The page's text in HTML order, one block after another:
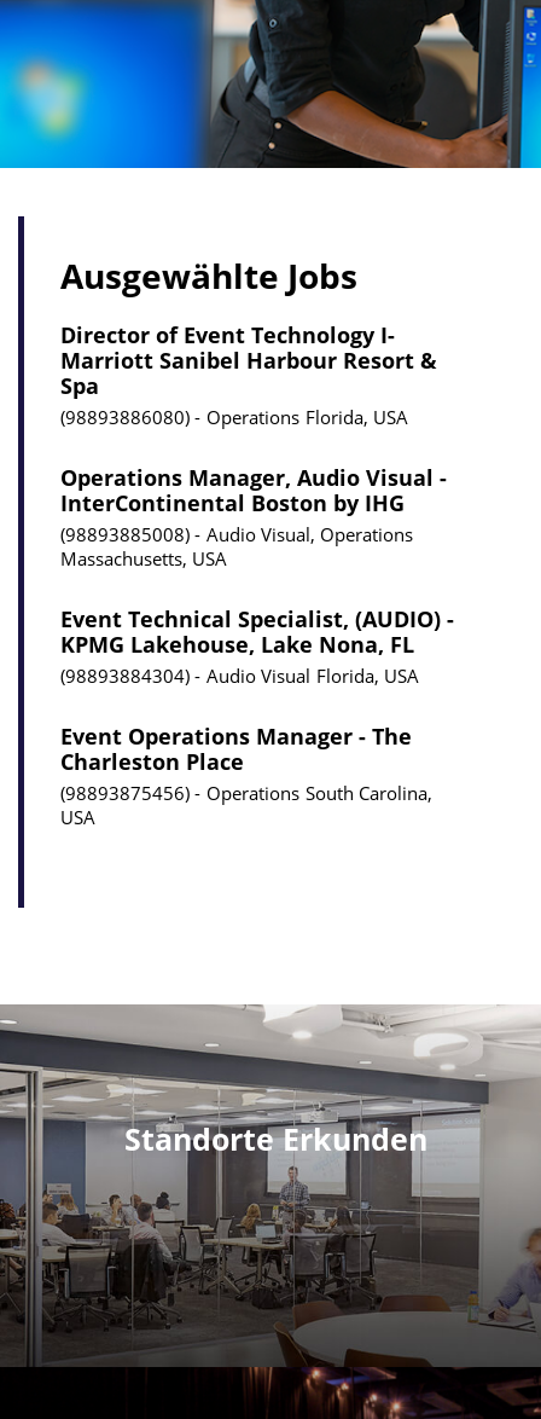
Ausgewählte Jobs
Director of Event Technology I-
Marriott Sanibel Harbour Resort &
Spa
98893886080 Operations Florida, USA
Operations Manager, Audio Visual -
InterContinental Boston by IHG
98893885008
Audio Visual, Operations
Massachusetts, USA
Event Technical Specialist, (AUDIO) -
KPMG Lakehouse, Lake Nona, FL
98893884304 Audio Visual Florida, USA
Event Operations Manager - The
Charleston Place
98893875456 Operations South Carolina,
USA
Standorte Erkunden